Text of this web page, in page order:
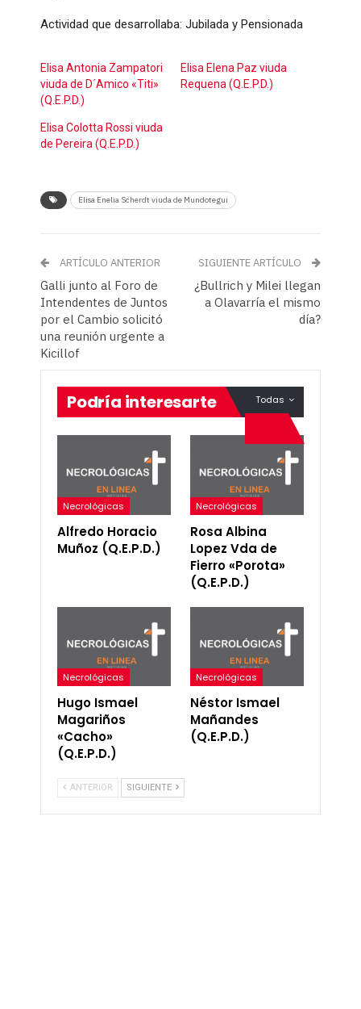
Actividad que desarrollaba: Jubilada y Pensionada
Elisa Antonia Zampatori
viuda de D´Amico «Titi»
(Q.E.P.D.)
Elisa Elena Paz viuda
Requena (Q.E.P.D.)
Elisa Colotta Rossi viuda
de Pereira (Q.E.P.D.)
Elisa Enelia Scherdt viuda de Mundotegui
ARTÍCULO ANTERIOR
Galli junto al Foro de
Intendentes de Juntos
por el Cambio solicitó
una reunión urgente a
Kicillof
SIGUIENTE ARTÍCULO
¿Bullrich y Milei llegan
a Olavarría el mismo
día?
Todas
Podría interesarte
Necrológicas
Alfredo Horacio
Muñoz (Q.E.P.D.)
Necrológicas
Rosa Albina
Lopez Vda de
Fierro «Porota»
(Q.E.P.D.)
Necrológicas
Hugo Ismael
Magariños
«Cacho»
(Q.E.P.D.)
Necrológicas
Néstor Ismael
Mañandes
(Q.E.P.D.)
ANTERIOR SIGUIENTE